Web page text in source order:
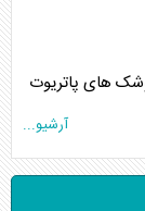
های پاتریوت
آرشیو...